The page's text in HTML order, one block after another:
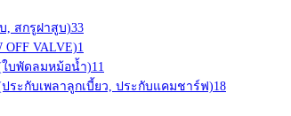
, สกรูฝาสูบ)33
VALVE)1
บพัดลมหม้อน้ำ)11
ระกับเพลาลูกเบี้ยว, ประกับแคมชาร์ฟ)18